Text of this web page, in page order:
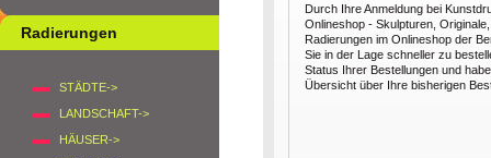
Radierungen
STÄDTE->
LANDSCHAFT->
HÄUSER->
Durch Ihre Anmeldung bei
Onlineshop - Skulpturen,
Radierungen im Onlineshop der
Sie in der Lage schneller zu
Status Ihrer Bestellungen und
Übersicht über Ihre bisherigen